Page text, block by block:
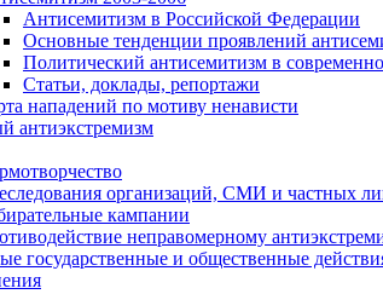
Антисемитизм в Российской Федерации
Основные тенденции проявлений
Политический антисемитизм в
Статьи, доклады, репортажи
нападений по мотиву ненависти
антиэкстремизм
организаций, СМИ и частных
кампании
неправомерному
государственные и общественные